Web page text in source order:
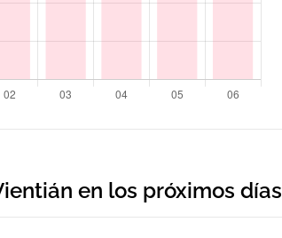
en los próximos días